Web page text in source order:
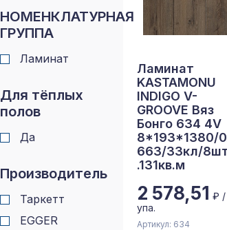
НОМЕНКЛАТУРНАЯ
ГРУППА
Ламинат
Для тёплых
полов
Да
Производитель
Таркетт
EGGER
Ламинат
KASTAMONU
INDIGO V-
GROOVE Вяз
Бонго 634 4V
8*193*1380/
663/33кл/
.131кв.м
2 578,51 ₽ /
упа.
Артикул: 634